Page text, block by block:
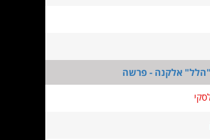
"הלל" אלקנה - פרשה